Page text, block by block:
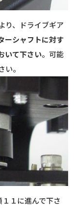
り、ドライブギア
ーシャフトに対す
いて下さい。可能
。
１に進んで下さ